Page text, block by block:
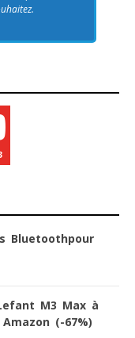
Bluetoothpour
M3 Max à
(-67%)